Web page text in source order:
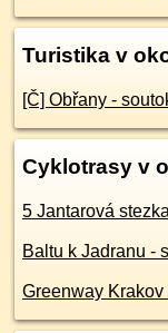
Turistika v
[Č] Obřany -
Cyklotrasy v
5 Jantarová stezka
Baltu k Jadranu -
Greenway